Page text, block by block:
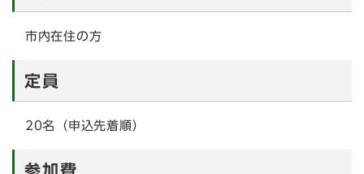
市内在住の方
定員
20名（申込先着順）
参加費